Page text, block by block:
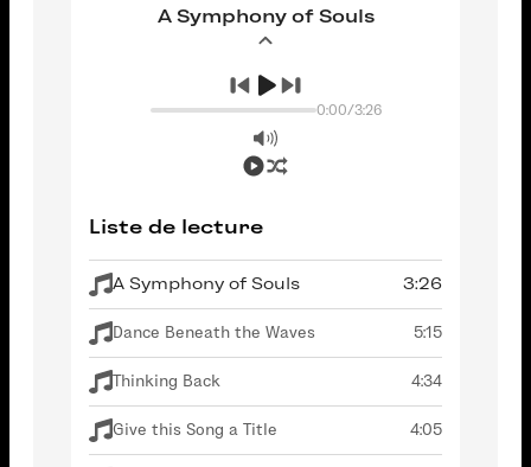
A Symphony of Souls
0:00/3:26
Liste de lecture
A Symphony of Souls 3:26
Dance Beneath the Waves 5:15
Thinking Back 4:34
Give this Song a Title 4:05